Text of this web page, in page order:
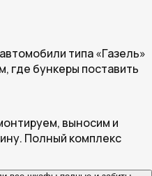
типа «Газель»
где бункеры поставить
выносим и
Полный комплекс